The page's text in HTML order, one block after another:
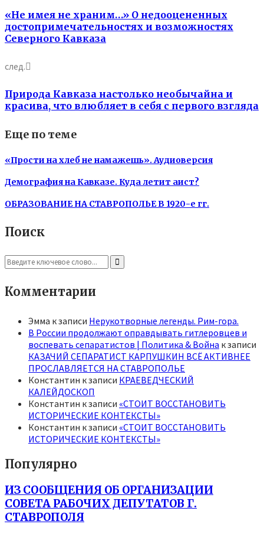
«Не имея не храним…» О недооцененных
достопримечательностях и возможностях
Северного Кавказа
след.
Природа Кавказа настолько необычайна и
красива, что влюбляет в себя с первого взгляда
Еще по теме
«Прости на хлеб не намажешь». Аудиоверсия
Демография на Кавказе. Куда летит аист?
ОБРАЗОВАНИЕ НА СТАВРОПОЛЬЕ В 1920-е гг.
Поиск
Search
for:
Search
Комментарии
Эмма к записи Нерукотворные легенды. Рим-гора.
В России продолжают оправдывать гитлеровцев и
воспевать сепаратистов | Политика & Война к записи
КАЗАЧИЙ СЕПАРАТИСТ КАРПУШКИН ВСЁ АКТИВНЕЕ
ПРОСЛАВЛЯЕТСЯ НА СТАВРОПОЛЬЕ
Константин к записи КРАЕВЕДЧЕСКИЙ
КАЛЕЙДОСКОП
Константин к записи «СТОИТ ВОССТАНОВИТЬ
ИСТОРИЧЕСКИЕ КОНТЕКСТЫ»
Константин к записи «СТОИТ ВОССТАНОВИТЬ
ИСТОРИЧЕСКИЕ КОНТЕКСТЫ»
Популярно
ИЗ СООБЩЕНИЯ ОБ ОРГАНИЗАЦИИ
СОВЕТА РАБОЧИХ ДЕПУТАТОВ Г.
СТАВРОПОЛЯ